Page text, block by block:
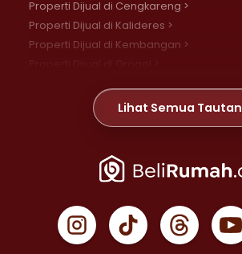
Properti Dijual di Cengkareng >
Properti Dijual di Kalideres >
Properti Dijual di Kembangan >
Properti Dijual di Meruya >
Properti Dijual di Jelambar >
Properti Dijual di Jakarta Pusat >
Properti Dijual di Gambir >
Properti Dijual di Johar Baru >
Lihat Semua Tautan